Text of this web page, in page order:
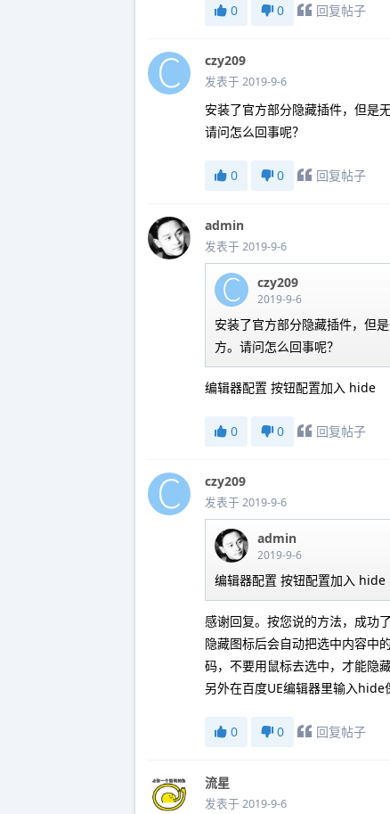
0 0 回复帖子
czy209
发表于 2019-9-6
安装了官方部分隐藏插件，但是
请问怎么回事呢？
0 0 回复帖子
admin
发表于 2019-9-6
czy209
2019-9-6
安装了官方部分隐藏插件，但
方。请问怎么回事呢？
编辑器配置 按钮配置加入 hide
0 0 回复帖子
czy209
发表于 2019-9-6
admin
2019-9-6
编辑器配置 按钮配置加入 hide
感谢回复。按您说的方法，成功
隐藏图标后会自动把选中内容
码，不要用鼠标去选中，才能隐
另外在百度UE编辑器里输入hide
0 0 回复帖子
流星
发表于 2019-9-6